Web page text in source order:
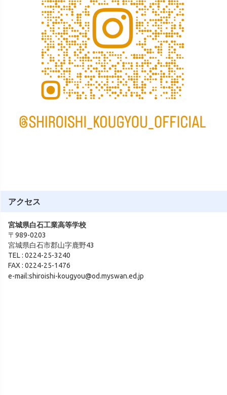
アクセス
宮城県白石工業高等学校
〒989-0203
宮城県白石市郡山字鹿野43
TEL : 0224-25-3240
FAX : 0224-25-1476
e-mail:shiroishi-kougyou@od.myswan.ed.jp